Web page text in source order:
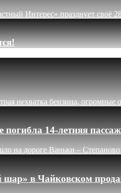
Интерес» празднует своё
нехватка бензина, огромные
погибла 14-летняя
на дороге Ваньки – Степаново
шар» в Чайковском